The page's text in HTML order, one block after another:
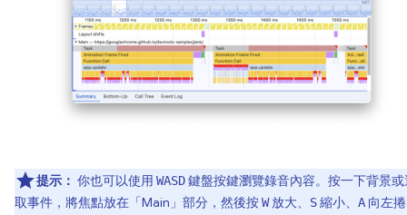
提示： 你也可以使用 WASD鍵盤按鍵瀏覽錄音內容。按一下背景或
取事件，將焦點放在「Main」 部分，然後按W放大、 S縮小、 A 向左捲